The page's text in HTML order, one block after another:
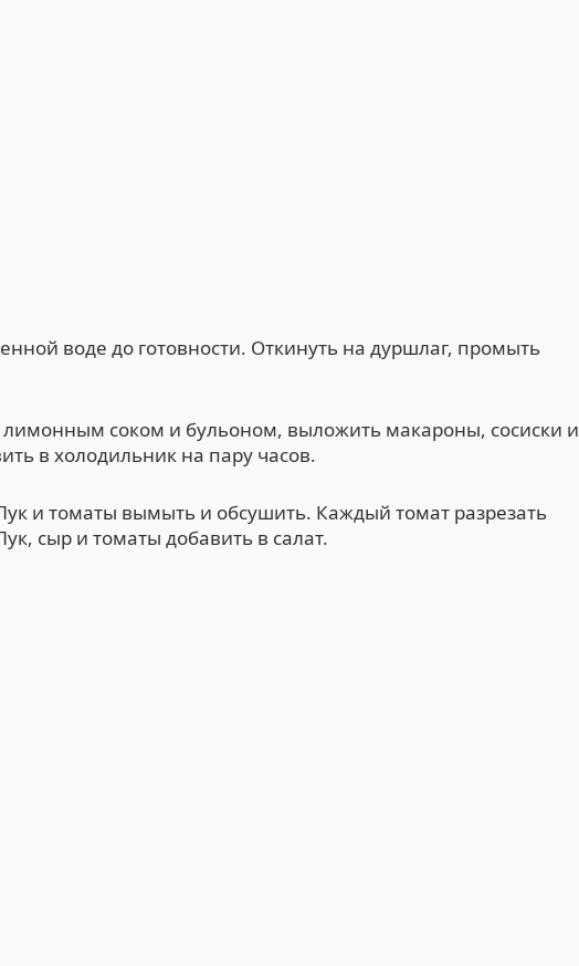
воде до готовности. Откинуть на дуршлаг, промыть
соком и бульоном, выложить макароны, сосиски и
в холодильник на пару часов.
и томаты вымыть и обсушить. Каждый томат разрезать
сыр и томаты добавить в салат.